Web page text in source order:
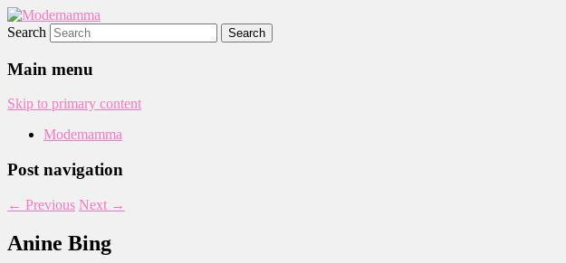
Modemamma
Search
Main menu
Skip to primary content
Modemamma
Post navigation
← Previous Next →
Anine Bing